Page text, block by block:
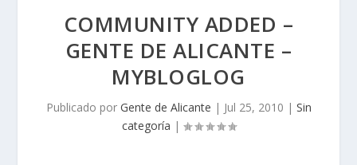
COMMUNITY ADDED –
GENTE DE ALICANTE –
MYBLOGLOG
Publicado por Gente de Alicante | Jul 25, 2010 | Sin
categoría |